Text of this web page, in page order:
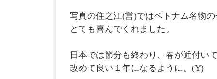
写真の住之江(営)ではベトナム名物
とても喜んでくれました。
日本では節分も終わり、春が近付い
改めて良い１年になるように。(Y)